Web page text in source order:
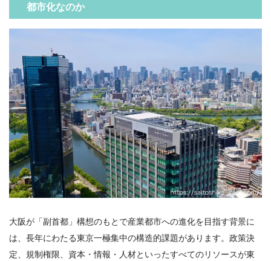
都市化なのか
大阪が「副首都」構想のもとで産業都市への進化を目指す背景に
は、長年にわたる東京一極集中の構造的課題があります。政策決
定、規制権限、資本・情報・人材といったすべてのリソースが東